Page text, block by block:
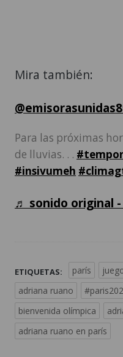
Mira también:
Para las próximas
de lluvias. . .
#insivumeh
♬ sonido original -
ETIQUETAS: parís
adriana ruano
bienvenida olímpica
adriana ruano en parís